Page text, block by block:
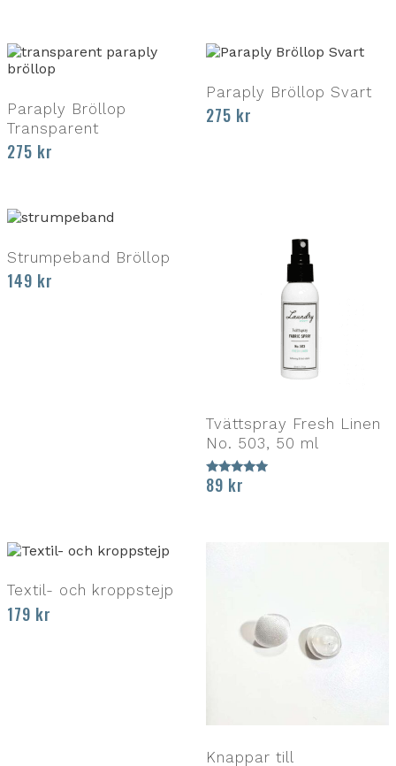
Paraply Bröllop
Transparent
275 kr
Paraply Bröllop Svart
275 kr
Strumpeband Bröllop
149 kr
Tvättspray Fresh Linen
No. 503, 50 ml
Betygsatt
5.00
89 kr
Textil- och kroppstejp
179 kr
Knappar till